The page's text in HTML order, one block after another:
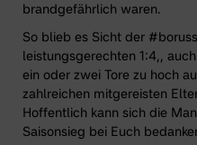
brandgefährlich waren.
So blieb es Sicht der
leistungsgerechten 1:4,,
ein oder zwei Tore zu hoch
zahlreichen mitgereisten
Hoffentlich kann sich die
Saisonsieg bei Euch